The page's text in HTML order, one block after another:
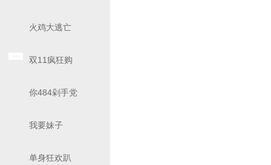
火鸡大逃亡
双11疯狂购
你484剁手党
我要妹子
单身狂欢趴